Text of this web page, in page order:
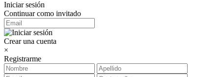
Iniciar sesión
Continuar como invitado
Crear una cuenta
×
Registrarme